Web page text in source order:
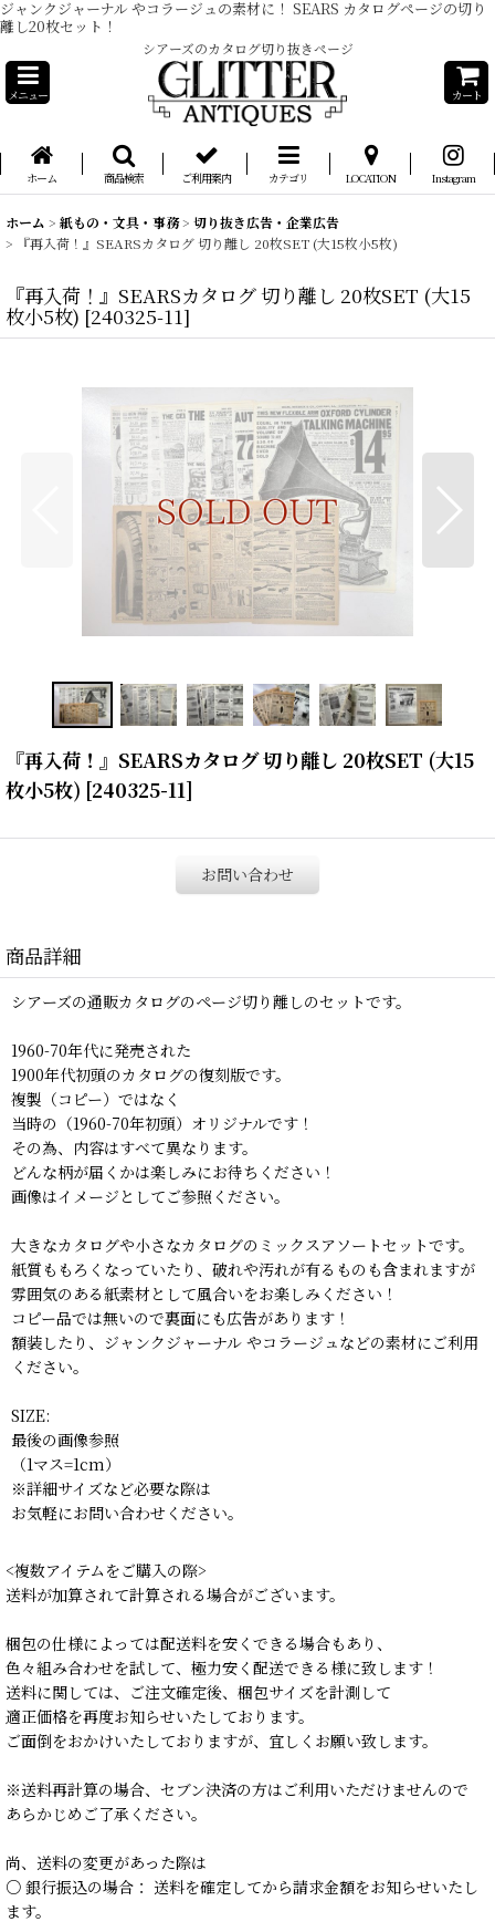
ジャンクジャーナル やコラージュの素材に！ SEARS カタログページの切り
離し20枚セット！
シアーズのカタログ切り抜きページ
メニュー カート
ホーム 商品検索 ご利用案内 カテゴリ LOCATION Instagram
ホーム > 紙もの・文具・事務> 切り抜き広告・企業広告
>
『再入荷！』SEARSカタログ 切り離し 20枚SET (大15枚小5枚)
『再入荷！』SEARSカタログ 切り離し 20枚SET (大15
枚小5枚) [240325-11]
『再入荷！』SEARSカタログ 切り離し 20枚SET (大15
枚小5枚) [240325-11]
お問い合わせ
商品詳細
シアーズの通販カタログのページ切り離しのセットです。
1960-70年代に発売された
1900年代初頭のカタログの復刻版です。
複製（コピー）ではなく
当時の（1960-70年初頭）オリジナルです！
その為、内容はすべて異なります。
どんな柄が届くかは楽しみにお待ちください！
画像はイメージとしてご参照ください。
大きなカタログや小さなカタログのミックスアソートセットです。
紙質ももろくなっていたり、破れや汚れが有るものも含まれますが
雰囲気のある紙素材として風合いをお楽しみください！
コピー品では無いので裏面にも広告があります！
額装したり、ジャンクジャーナル やコラージュなどの素材にご利用
ください。
SIZE:
最後の画像参照
（1マス=1cm）
※詳細サイズなど必要な際は
お気軽にお問い合わせください。
<複数アイテムをご購入の際>
送料が加算されて計算される場合がございます。
梱包の仕様によっては配送料を安くできる場合もあり、
色々組み合わせを試して、極力安く配送できる様に致します！
送料に関しては、ご注文確定後、梱包サイズを計測して
適正価格を再度お知らせいたしております。
ご面倒をおかけいたしておりますが、宜しくお願い致します。
※送料再計算の場合、セブン決済の方はご利用いただけませんので
あらかじめご了承ください。
尚、送料の変更があった際は
○ 銀行振込の場合： 送料を確定してから請求金額をお知らせいたし
ます。